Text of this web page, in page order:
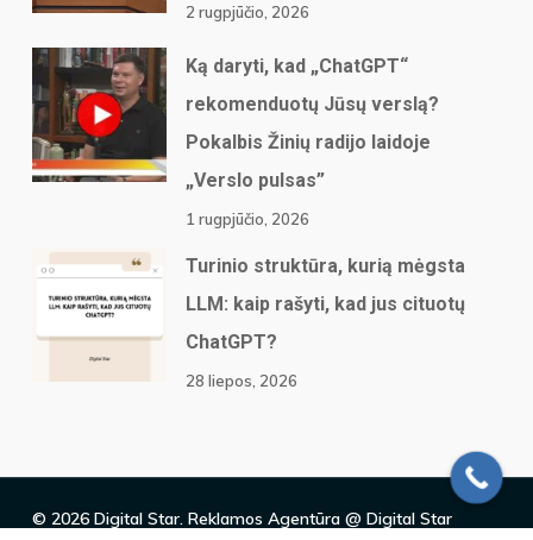
2 rugpjūčio, 2026
Ką daryti, kad „ChatGPT“
rekomenduotų Jūsų verslą?
Pokalbis Žinių radijo laidoje
„Verslo pulsas”
1 rugpjūčio, 2026
Turinio struktūra, kurią mėgsta
LLM: kaip rašyti, kad jus cituotų
ChatGPT?
28 liepos, 2026
© 2026 Digital Star. Reklamos Agentūra @ Digital Star